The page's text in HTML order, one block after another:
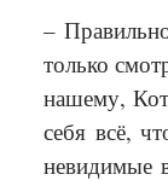
–
только
нашему,
себя всё,
невидимые